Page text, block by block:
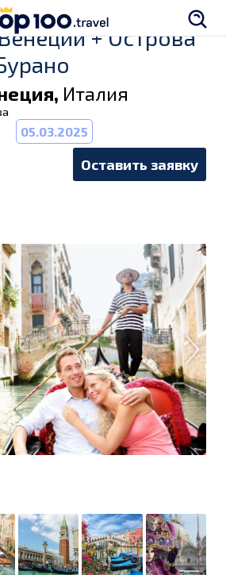
+ Острова
Италия
05.03.2025
Оставить заявку